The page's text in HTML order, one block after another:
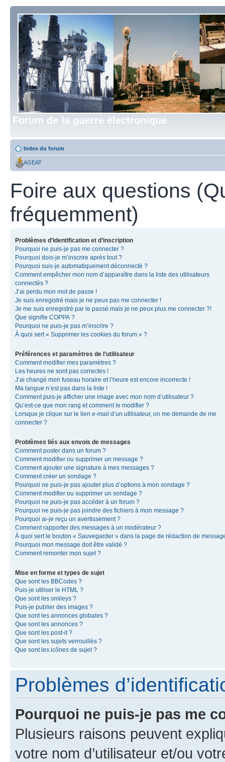
Forum de la guerre électronique
Index du forum
AGEAT
Foire aux questions
fréquemment)
Problèmes d’identification et d’inscription
Pourquoi ne puis-je pas me connecter ?
Pourquoi dois-je m’inscrire après tout ?
Pourquoi suis-je automatiquement déconnecté ?
Comment empêcher mon nom d’apparaître dans la liste des utilisateurs
connectés ?
J’ai perdu mon mot de passe !
Je suis enregistré mais je ne peux pas me connecter !
Je me suis enregistré par le passé mais je ne peux plus me connecter ?!
Que signifie COPPA ?
Pourquoi ne puis-je pas m’inscrire ?
À quoi sert « Supprimer les cookies du forum » ?
Préférences et paramètres de l’utilisateur
Comment modifier mes paramètres ?
Les heures ne sont pas correctes !
J’ai changé mon fuseau horaire et l’heure est encore incorrecte !
Ma langue n’est pas dans la liste !
Comment puis-je afficher une image avec mon nom d’utilisateur ?
Qu’est-ce que mon rang et comment le modifier ?
Lorsque je clique sur le lien e-mail d’un utilisateur, on me demande de me
connecter ?
Problèmes liés aux envois de messages
Comment poster dans un forum ?
Comment modifier ou supprimer un message ?
Comment ajouter une signature à mes messages ?
Comment créer un sondage ?
Pourquoi ne puis-je pas ajouter plus d’options à mon sondage ?
Comment modifier ou supprimer un sondage ?
Pourquoi ne puis-je pas accéder à un forum ?
Pourquoi ne puis-je pas joindre des fichiers à mon message ?
Pourquoi ai-je reçu un avertissement ?
Comment rapporter des messages à un modérateur ?
À quoi sert le bouton « Sauvegarder » dans la page de rédaction de
Pourquoi mon message doit être validé ?
Comment remonter mon sujet ?
Mise en forme et types de sujet
Que sont les BBCodes ?
Puis-je utiliser le HTML ?
Que sont les smileys ?
Puis-je publier des images ?
Que sont les annonces globales ?
Que sont les annonces ?
Que sont les post-it ?
Que sont les sujets verrouillés ?
Que sont les icônes de sujet ?
Problèmes
Pourquoi ne puis-je pas me
Plusieurs raisons peuvent
votre nom d’utilisateur et/ou